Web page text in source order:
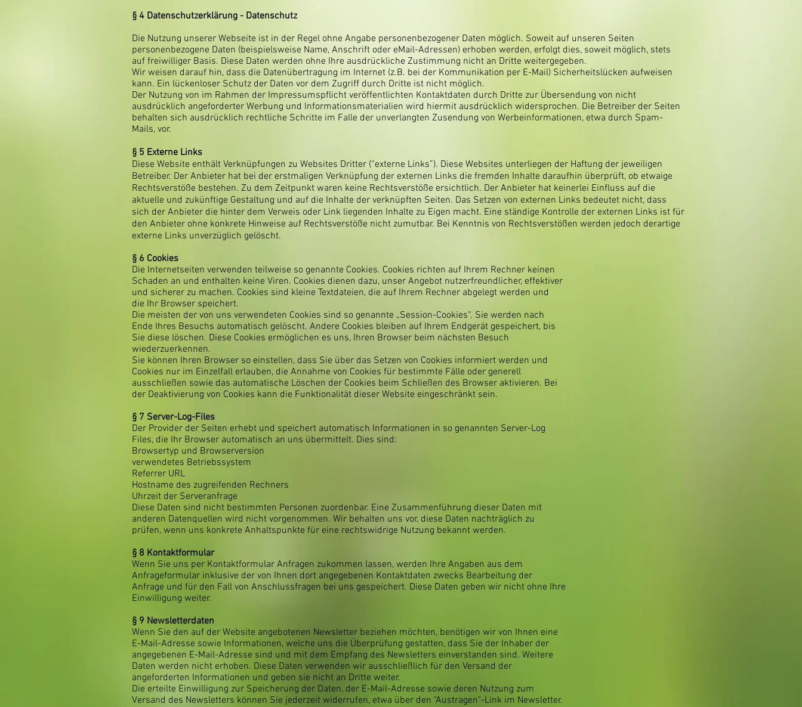
§ 4 Datenschutzerklärung - Datenschutz
Die Nutzung unserer Webseite ist in der Regel ohne Angabe personenbezogener Daten möglich. Soweit auf unseren Seiten
personenbezogene Daten (beispielsweise Name, Anschrift oder eMail-Adressen) erhoben werden, erfolgt dies, soweit möglich, stets
auf freiwilliger Basis. Diese Daten werden ohne Ihre ausdrückliche Zustimmung nicht an Dritte weitergegeben.
Wir weisen darauf hin, dass die Datenübertragung im Internet (z.B. bei der Kommunikation per E-Mail) Sicherheitslücken aufweisen
kann. Ein lückenloser Schutz der Daten vor dem Zugriff durch Dritte ist nicht möglich.
Der Nutzung von im Rahmen der Impressumspflicht veröffentlichten Kontaktdaten durch Dritte zur Übersendung von nicht
ausdrücklich angeforderter Werbung und Informationsmaterialien wird hiermit ausdrücklich widersprochen. Die Betreiber der Seiten
behalten sich ausdrücklich rechtliche Schritte im Falle der unverlangten Zusendung von Werbeinformationen, etwa durch Spam-
Mails, vor.
§ 5 Externe Links
Diese Website enthält Verknüpfungen zu Websites Dritter (“externe Links”). Diese Websites unterliegen der Haftung der jeweiligen
Betreiber. Der Anbieter hat bei der erstmaligen Verknüpfung der externen Links die fremden Inhalte daraufhin überprüft, ob etwaige
Rechtsverstöße bestehen. Zu dem Zeitpunkt waren keine Rechtsverstöße ersichtlich. Der Anbieter hat keinerlei Einfluss auf die
aktuelle und zukünftige Gestaltung und auf die Inhalte der verknüpften Seiten. Das Setzen von externen Links bedeutet nicht, dass
sich der Anbieter die hinter dem Verweis oder Link liegenden Inhalte zu Eigen macht. Eine ständige Kontrolle der externen Links ist für
den Anbieter ohne konkrete Hinweise auf Rechtsverstöße nicht zumutbar. Bei Kenntnis von Rechtsverstößen werden jedoch derartige
externe Links unverzüglich gelöscht.
§ 6 Cookies
Die Internetseiten verwenden teilweise so genannte Cookies. Cookies richten auf Ihrem Rechner keinen
Schaden an und enthalten keine Viren. Cookies dienen dazu, unser Angebot nutzerfreundlicher, effektiver
und sicherer zu machen. Cookies sind kleine Textdateien, die auf Ihrem Rechner abgelegt werden und
die Ihr Browser speichert.
Die meisten der von uns verwendeten Cookies sind so genannte „Session-Cookies“. Sie werden nach
Ende Ihres Besuchs automatisch gelöscht. Andere Cookies bleiben auf Ihrem Endgerät gespeichert, bis
Sie diese löschen. Diese Cookies ermöglichen es uns, Ihren Browser beim nächsten Besuch
wiederzuerkennen.
Sie können Ihren Browser so einstellen, dass Sie über das Setzen von Cookies informiert werden und
Cookies nur im Einzelfall erlauben, die Annahme von Cookies für bestimmte Fälle oder generell
ausschließen sowie das automatische Löschen der Cookies beim Schließen des Browser aktivieren. Bei
der Deaktivierung von Cookies kann die Funktionalität dieser Website eingeschränkt sein.
§ 7 Server-Log-Files
Der Provider der Seiten erhebt und speichert automatisch Informationen in so genannten Server-Log
Files, die Ihr Browser automatisch an uns übermittelt. Dies sind:
Browsertyp und Browserversion
verwendetes Betriebssystem
Referrer URL
Hostname des zugreifenden Rechners
Uhrzeit der Serveranfrage
Diese Daten sind nicht bestimmten Personen zuordenbar. Eine Zusammenführung dieser Daten mit
anderen Datenquellen wird nicht vorgenommen. Wir behalten uns vor, diese Daten nachträglich zu
prüfen, wenn uns konkrete Anhaltspunkte für eine rechtswidrige Nutzung bekannt werden.
§ 8 Kontaktformular
Wenn Sie uns per Kontaktformular Anfragen zukommen lassen, werden Ihre Angaben aus dem
Anfrageformular inklusive der von Ihnen dort angegebenen Kontaktdaten zwecks Bearbeitung der
Anfrage und für den Fall von Anschlussfragen bei uns gespeichert. Diese Daten geben wir nicht ohne Ihre
Einwilligung weiter.
§ 9 Newsletterdaten
Wenn Sie den auf der Website angebotenen Newsletter beziehen möchten, benötigen wir von Ihnen eine
E-Mail-Adresse sowie Informationen, welche uns die Überprüfung gestatten, dass Sie der Inhaber der
angegebenen E-Mail-Adresse sind und mit dem Empfang des Newsletters einverstanden sind. Weitere
Daten werden nicht erhoben. Diese Daten verwenden wir ausschließlich für den Versand der
angeforderten Informationen und geben sie nicht an Dritte weiter.
Die erteilte Einwilligung zur Speicherung der Daten, der E-Mail-Adresse sowie deren Nutzung zum
Versand des Newsletters können Sie jederzeit widerrufen, etwa über den "Austragen"-Link im Newsletter.